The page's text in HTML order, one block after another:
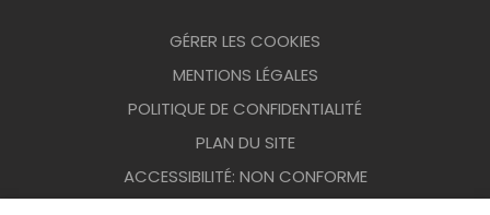
GÉRER LES COOKIES
MENTIONS LÉGALES
POLITIQUE DE CONFIDENTIALITÉ
PLAN DU SITE
ACCESSIBILITÉ: NON CONFORME